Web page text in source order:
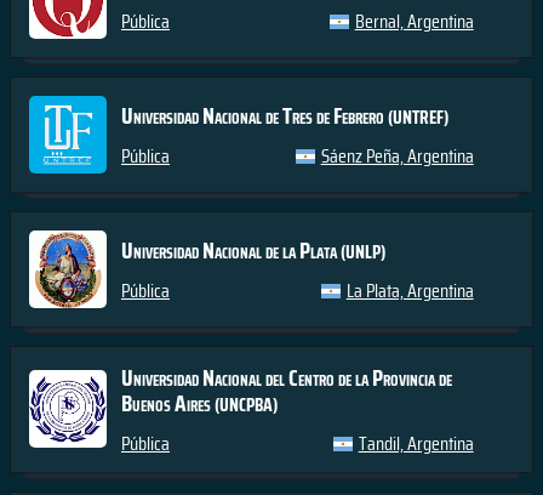
Pública Bernal, Argentina
Universidad Nacional de Tres de Febrero(UNTREF)
Pública Sáenz Peña, Argentina
Universidad Nacional de la Plata(UNLP)
Pública La Plata, Argentina
Universidad Nacional del Centro de la Provincia de
Buenos Aires(UNCPBA)
Pública Tandil, Argentina